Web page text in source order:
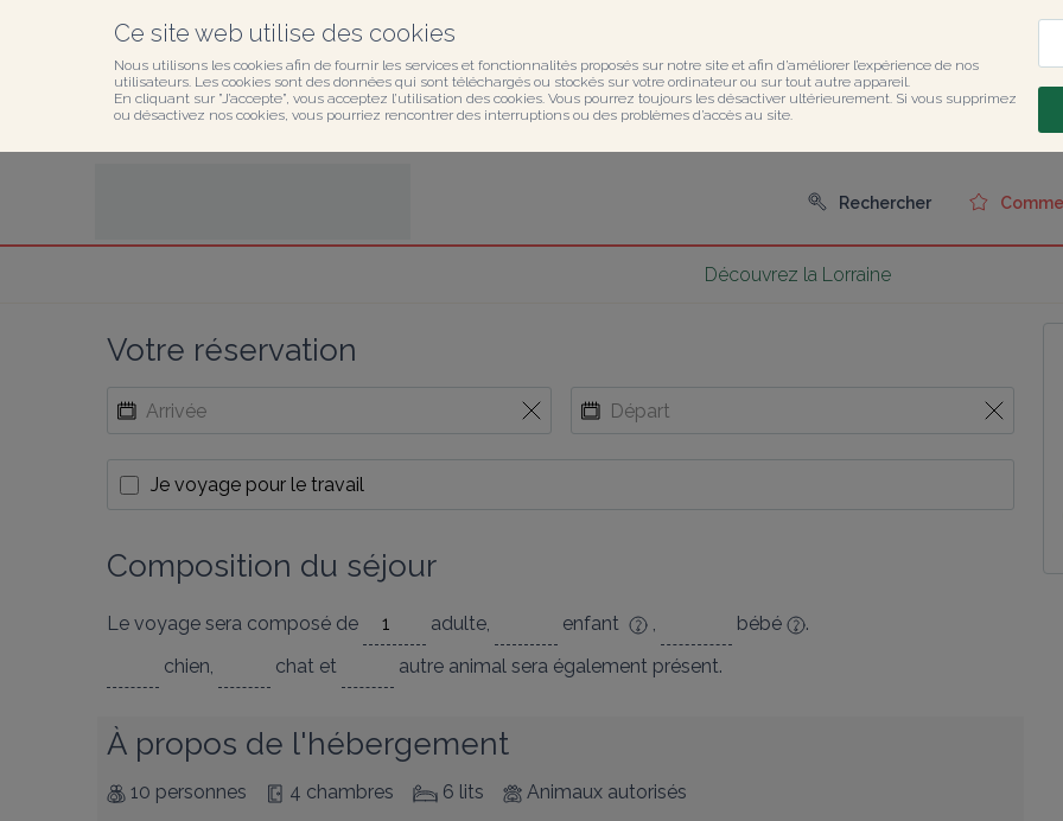
Ce site web utilise des cookies
Nous utilisons les cookies afin de fournir les services et fonctionnalités proposés sur notre site et afin d’améliorer l’expérience de nos
utilisateurs. Les cookies sont des données qui sont téléchargés ou stockés sur votre ordinateur ou sur tout autre appareil.
En cliquant sur ”J’accepte”, vous acceptez l’utilisation des cookies. Vous pourrez toujours les désactiver ultérieurement. Si vous supprimez
ou désactivez nos cookies, vous pourriez rencontrer des interruptions ou des problèmes d’accès au site.
Rechercher
Découvrez la Lorraine
Votre réservation
Je voyage pour le travail
Composition du séjour
Le voyage sera composé de adulte, enfant , bébé
.
chien, chat et autre animal sera également présent.
À propos de l'hébergement
10 personnes 4 chambres 6 lits
Animaux autorisés